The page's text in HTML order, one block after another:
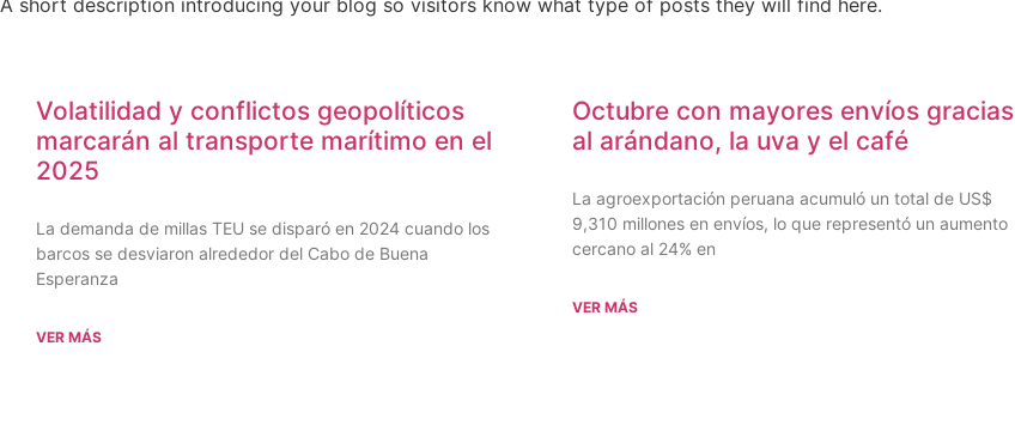
A short description introducing your blog so visitors know what type of posts they will find here.
Volatilidad y conflictos geopolíticos
marcarán al transporte marítimo en el
2025
La demanda de millas TEU se disparó en 2024 cuando los
barcos se desviaron alrededor del Cabo de Buena
Esperanza
VER MÁS
Octubre con mayores envíos gracias
al arándano, la uva y el café
La agroexportación peruana acumuló un total de US$
9,310 millones en envíos, lo que representó un aumento
cercano al 24% en
VER MÁS